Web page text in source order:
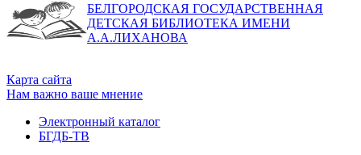
БЕЛГОРОДСКАЯ ГОСУДАРСТВЕННАЯ
ДЕТСКАЯ БИБЛИОТЕКА ИМЕНИ
А.А.ЛИХАНОВА
Карта сайта
Нам важно ваше мнение
Электронный каталог
БГДБ-ТВ